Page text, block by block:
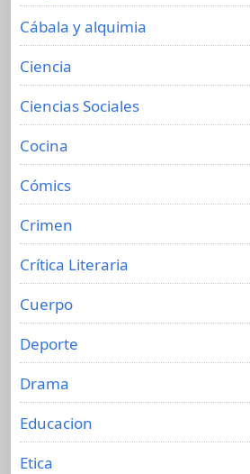
Cábala y alquimia
Ciencia
Ciencias Sociales
Cocina
Cómics
Crimen
Crítica Literaria
Cuerpo
Deporte
Drama
Educacion
Etica